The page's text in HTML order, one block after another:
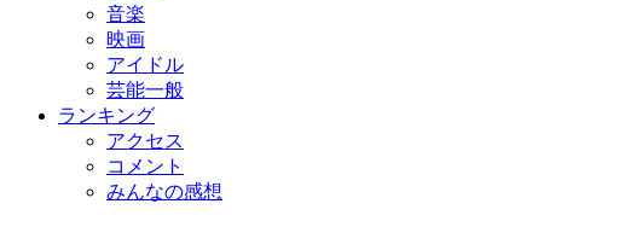
音楽
映画
アイドル
芸能一般
ランキング
アクセス
コメント
みんなの感想